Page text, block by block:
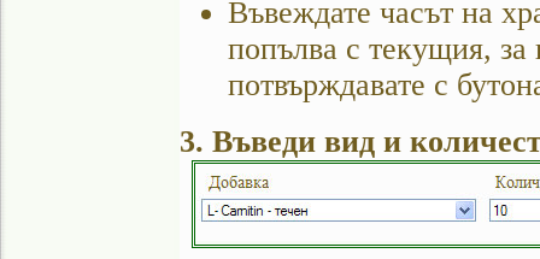
Въвеждате часът на
попълва с текущия,
потвърждавате с
3. Въведи вид и